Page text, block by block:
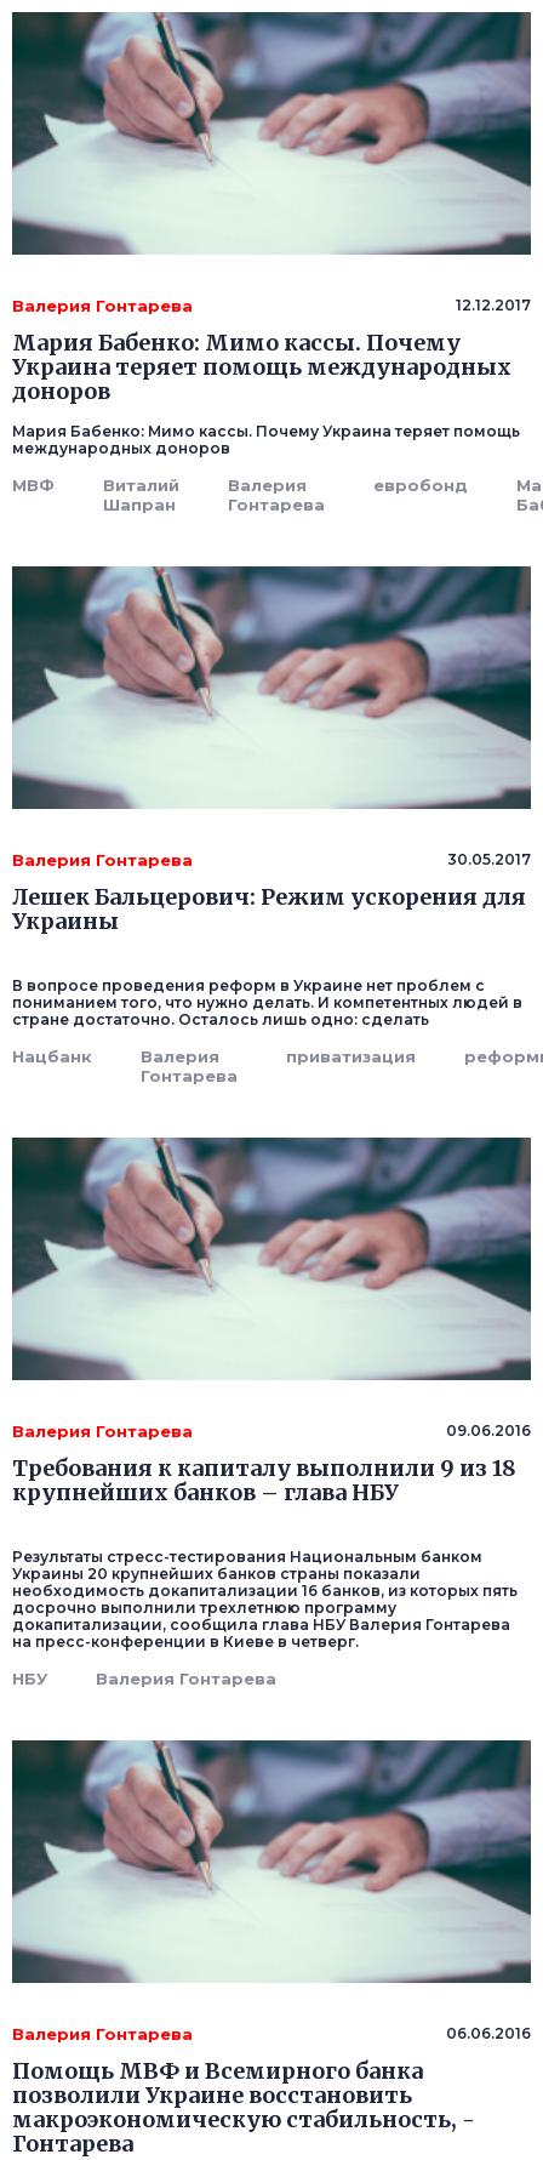
Валерия Гонтарева 12.12.2017
Мария Бабенко: Мимо кассы. Почему
Украина теряет помощь международных
доноров
Мария Бабенко: Мимо кассы. Почему Украина теряет помощь
международных доноров
МВФ
Виталий
Шапран
Валерия
Гонтарева
евробонд
Валерия Гонтарева 30.05.2017
Лешек Бальцерович: Режим ускорения для
Украины
В вопросе проведения реформ в Украине нет проблем c
пониманием того, что нужно делать. И компетентных людей в
стране достаточно. Осталось лишь одно: сделать
Нацбанк
Валерия
Гонтарева
приватизация
Валерия Гонтарева 09.06.2016
Требования к капиталу выполнили 9 из 18
крупнейших банков – глава НБУ
Результаты стресс-тестирования Национальным банком
Украины 20 крупнейших банков страны показали
необходимость докапитализации 16 банков, из которых пять
досрочно выполнили трехлетнюю программу
докапитализации, сообщила глава НБУ Валерия Гонтарева
на пресс-конференции в Киеве в четверг.
НБУ Валерия Гонтарева
Валерия Гонтарева 06.06.2016
Помощь МВФ и Всемирного банка
позволили Украине восстановить
макроэкономическую стабильность, -
Гонтарева